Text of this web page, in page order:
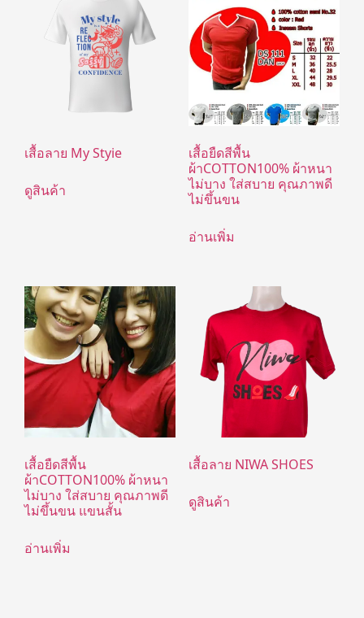
เสื้อลาย My Styie
ดูสินค้า
เสื้อยืดสีพื้น
ผ้าCOTTON100% ผ้าหนา
ไม่บาง ใส่สบาย คุณภาพดี
ไม่ขึ้นขน
อ่านเพิ่ม
เสื้อยืดสีพื้น
ผ้าCOTTON100% ผ้าหนา
ไม่บาง ใส่สบาย คุณภาพดี
ไม่ขึ้นขน แขนสั้น
อ่านเพิ่ม
เสื้อลาย NIWA SHOES
ดูสินค้า